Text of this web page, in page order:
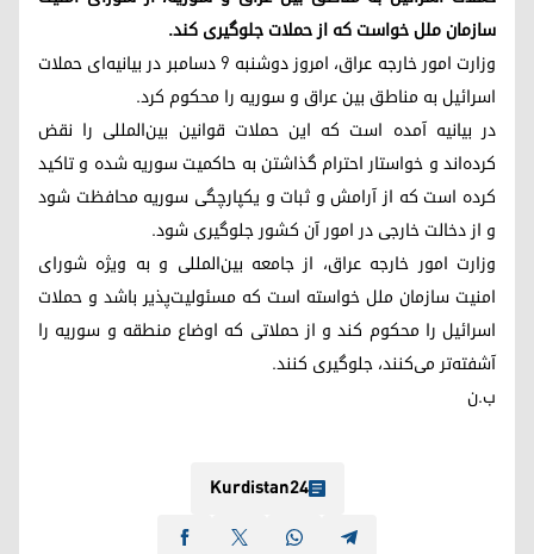
سازمان ملل خواست که از حملات جلوگیری کند.
وزارت امور خارجه عراق،‌ امروز دوشنبه ۹ دسامبر در بیانیه‌ای حملات
اسرائیل به مناطق بین عراق و سوریه را محکوم کرد.
در بیانیه آمده است که این حملات قوانین بین‌المللی را نقض
کرده‌اند و خواستار احترام گذاشتن به حاکمیت سوریه شده و تاکید
کرده است که از آرامش و ثبات و یکپارچگی سوریه محافظت شود
و از دخالت خارجی در امور آن کشور جلوگیری شود.
وزارت امور خارجه عراق، از جامعه بین‌المللی و به ویژه شورای
امنیت سازمان ملل خواسته است که مسئولیت‌پذیر باشد و حملات
اسرائیل را محکوم کند و از حملاتی که اوضاع منطقه و سوریه را
آشفته‌تر می‌کنند، جلوگیری کنند.
ب.ن
Kurdistan24